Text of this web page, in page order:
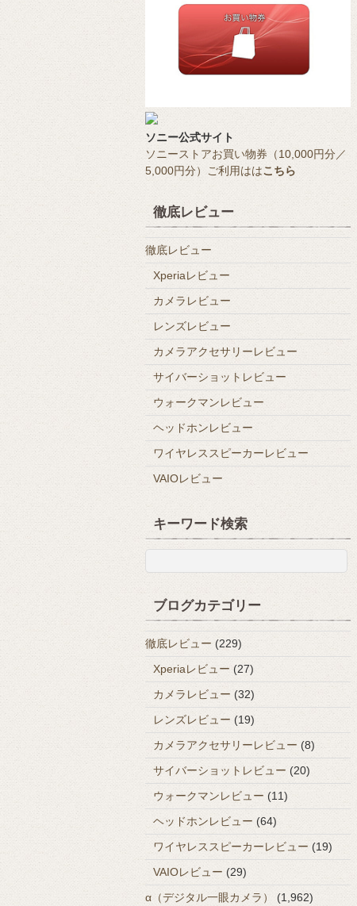
ソニー公式サイト
ソニーストアお買い物券（10,000円分／
5,000円分）ご利用ははこちら
徹底レビュー
徹底レビュー
Xperiaレビュー
カメラレビュー
レンズレビュー
カメラアクセサリーレビュー
サイバーショットレビュー
ウォークマンレビュー
ヘッドホンレビュー
ワイヤレススピーカーレビュー
VAIOレビュー
キーワード検索
ブログカテゴリー
徹底レビュー (229)
Xperiaレビュー(27)
カメラレビュー (32)
レンズレビュー (19)
カメラアクセサリーレビュー (8)
サイバーショットレビュー (20)
ウォークマンレビュー (11)
ヘッドホンレビュー (64)
ワイヤレススピーカーレビュー (19)
VAIOレビュー (29)
α（デジタル一眼カメラ）
(1,962)